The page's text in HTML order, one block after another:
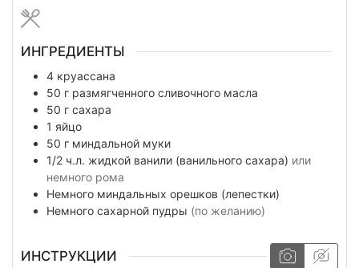
ИНГРЕДИЕНТЫ
4 круассана
50 г размягченного сливочного масла
50 г сахара
1 яйцо
50 г миндальной муки
1/2 ч.л. жидкой ванили (ванильного сахара) или
немного рома
Немного миндальных орешков (лепестки)
Немного сахарной пудры (по желанию)
ИНСТРУКЦИИ